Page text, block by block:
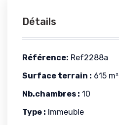
Détails
Référence: Ref2288a
Surface terrain : 615 m²
Nb.chambres : 10
Type : Immeuble